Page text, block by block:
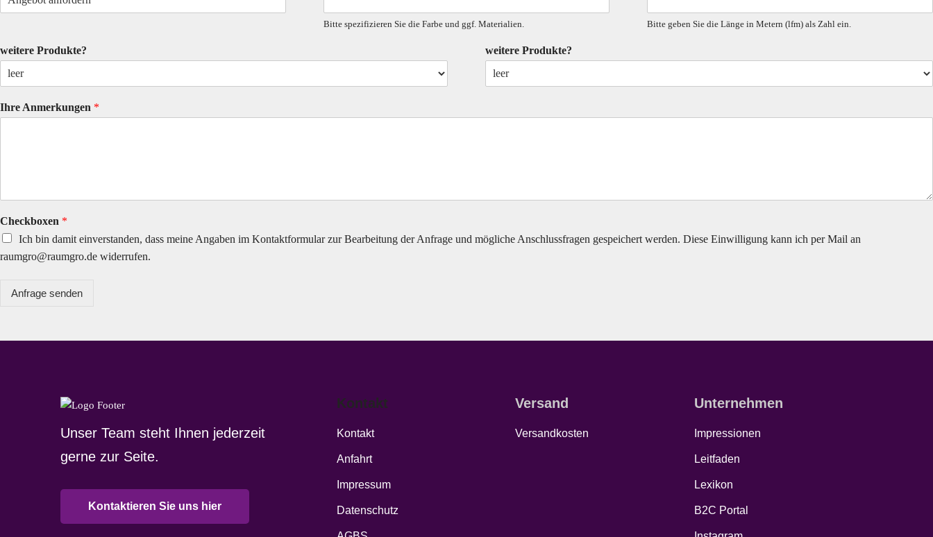
Bitte spezifizieren Sie die Farbe und ggf. Materialien. Bitte geben Sie die Länge in Metern (lfm) als Zahl ein.
weitere Produkte? weitere Produkte?
Ihre Anmerkungen *
Checkboxen *
Ich bin damit einverstanden, dass meine Angaben im Kontaktformular zur Bearbeitung der Anfrage und mögliche Anschlussfragen gespeichert werden. Diese Einwilligung kann ich per Mail an
raumgro@raumgro.de widerrufen.
Anfrage senden
Unser Team steht Ihnen jederzeit
gerne zur Seite.
Kontaktieren Sie uns hier
Kontakt
Kontakt
Anfahrt
Impressum
Datenschutz
Versand
Versandkosten
Unternehmen
Impressionen
Leitfaden
Lexikon
B2C Portal